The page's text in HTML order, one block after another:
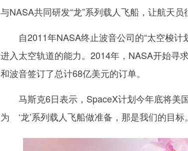
与NASA共同研发“龙”系列载人飞船，让航天员
自2011年NASA终止波音公司的“太空梭计
进入太空轨道的能力。2014年，NASA开始寻
和波音签订了总计68亿美元的订单。
马斯克6日表示，SpaceX计划今年底将美
为 ‘龙’系列载人飞船做准备，那是我们的目标